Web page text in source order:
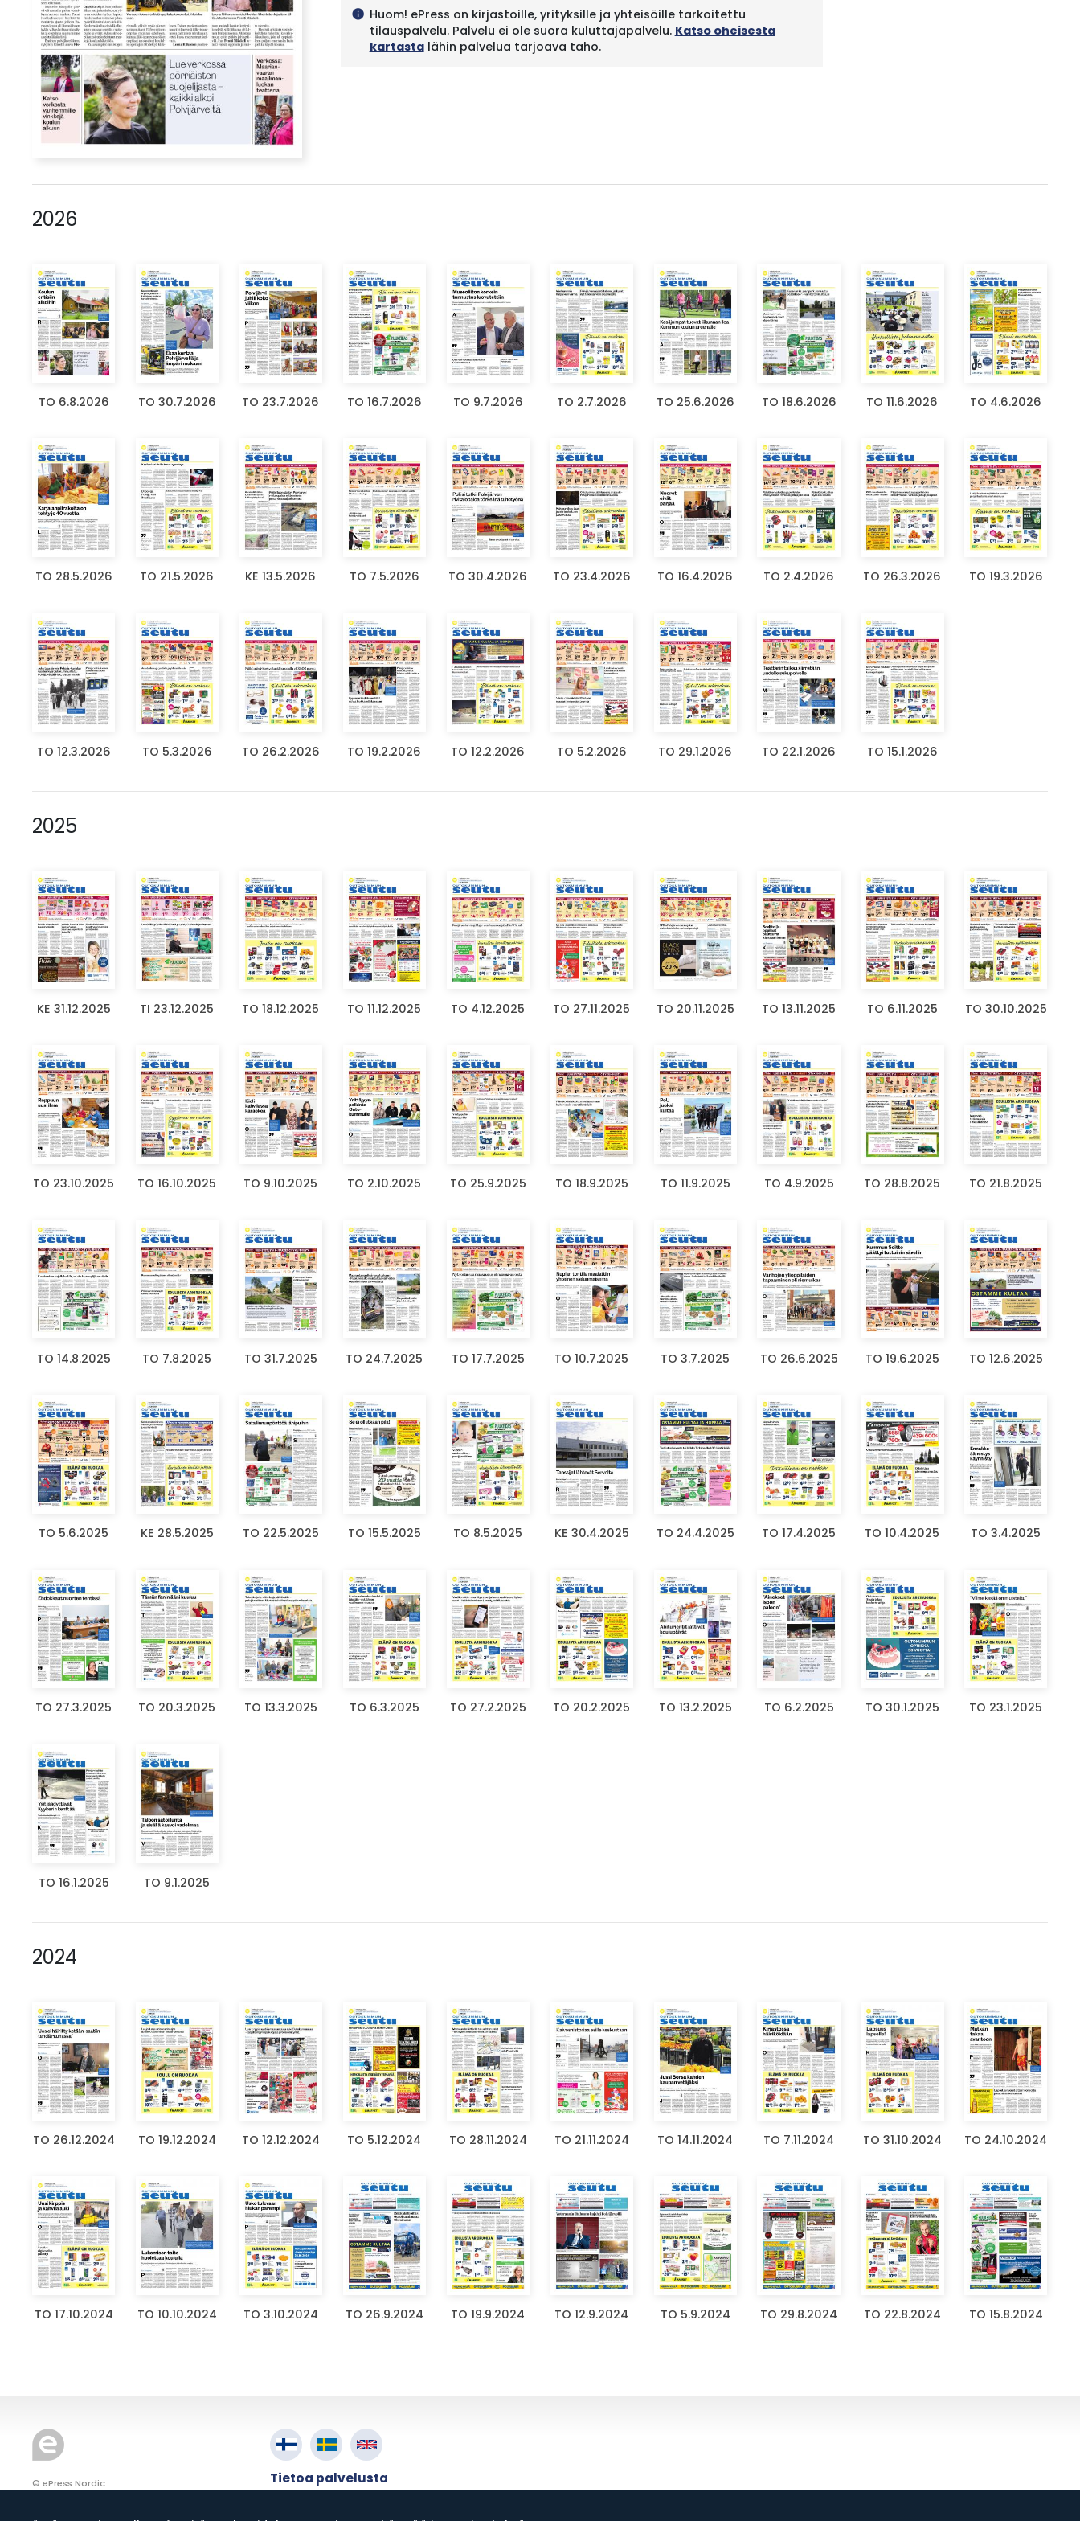
info Huom! ePress on kirjastoille, yrityksille ja yhteisöille tarkoitettu
tilauspalvelu. Palvelu ei ole suora kuluttajapalvelu. Katso oheisesta
kartastalähin palvelua tarjoava taho.
2026
TO 6.8.2026 TO 30.7.2026 TO 23.7.2026 TO 16.7.2026 TO 9.7.2026 TO 2.7.2026 TO 25.6.2026 TO 18.6.2026 TO 11.6.2026 TO 4.6.2026
TO 28.5.2026 TO 21.5.2026 KE 13.5.2026 TO 7.5.2026 TO 30.4.2026 TO 23.4.2026 TO 16.4.2026 TO 2.4.2026 TO 26.3.2026 TO 19.3.2026
TO 12.3.2026 TO 5.3.2026 TO 26.2.2026 TO 19.2.2026 TO 12.2.2026 TO 5.2.2026 TO 29.1.2026 TO 22.1.2026 TO 15.1.2026
2025
KE 31.12.2025 TI 23.12.2025 TO 18.12.2025 TO 11.12.2025 TO 4.12.2025 TO 27.11.2025 TO 20.11.2025 TO 13.11.2025 TO 6.11.2025 TO 30.10.2025
TO 23.10.2025 TO 16.10.2025 TO 9.10.2025 TO 2.10.2025 TO 25.9.2025 TO 18.9.2025 TO 11.9.2025 TO 4.9.2025 TO 28.8.2025 TO 21.8.2025
TO 14.8.2025 TO 7.8.2025 TO 31.7.2025 TO 24.7.2025 TO 17.7.2025 TO 10.7.2025 TO 3.7.2025 TO 26.6.2025 TO 19.6.2025 TO 12.6.2025
TO 5.6.2025 KE 28.5.2025 TO 22.5.2025 TO 15.5.2025 TO 8.5.2025 KE 30.4.2025 TO 24.4.2025 TO 17.4.2025 TO 10.4.2025 TO 3.4.2025
TO 27.3.2025 TO 20.3.2025 TO 13.3.2025 TO 6.3.2025 TO 27.2.2025 TO 20.2.2025 TO 13.2.2025 TO 6.2.2025 TO 30.1.2025 TO 23.1.2025
TO 16.1.2025 TO 9.1.2025
2024
TO 26.12.2024 TO 19.12.2024 TO 12.12.2024 TO 5.12.2024 TO 28.11.2024 TO 21.11.2024 TO 14.11.2024 TO 7.11.2024 TO 31.10.2024 TO 24.10.2024
TO 17.10.2024 TO 10.10.2024 TO 3.10.2024 TO 26.9.2024 TO 19.9.2024 TO 12.9.2024 TO 5.9.2024 TO 29.8.2024 TO 22.8.2024 TO 15.8.2024
Tietoa palvelusta
© ePress Nordic